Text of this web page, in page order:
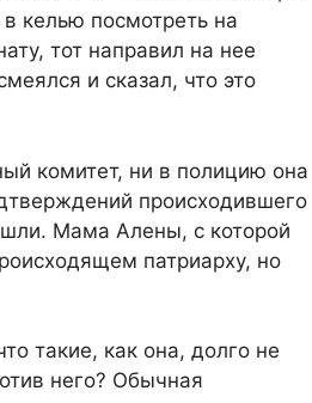
келью посмотреть на
тот направил на нее
и сказал, что это
комитет, ни в полицию она
происходившего
Мама Алены, с которой
патриарху, но
такие, как она, долго не
него? Обычная